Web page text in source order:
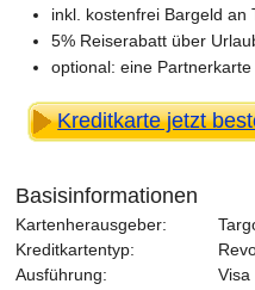
inkl. kostenfrei Bargeld an
5% Reiserabatt über
optional: eine Partnerkarte
Kreditkarte jetzt
Basisinformationen
Kartenherausgeber:
Kreditkartentyp:
Ausführung:
Visa